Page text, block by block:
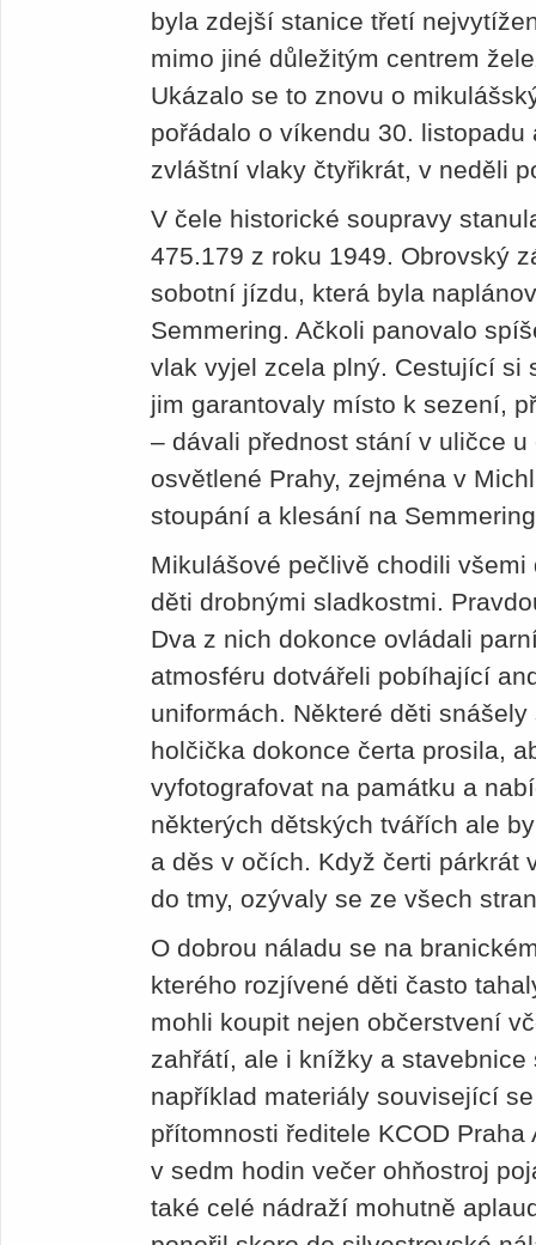
byla zdejší stanice třetí
mimo jiné důležitým centrem
Ukázalo se to znovu o
pořádalo o víkendu 30.
zvláštní vlaky čtyřikrát, v neděli
V čele historické soupravy
475.179 z roku 1949. Obrovský
sobotní jízdu, která byla
Semmering. Ačkoli panovalo
vlak vyjel zcela plný. Cestující si
jim garantovaly místo k sezení,
– dávali přednost stání v uličce
osvětlené Prahy, zejména v
stoupání a klesání na
Mikulášové pečlivě chodili
děti drobnými sladkostmi.
Dva z nich dokonce ovládali
atmosféru dotvářeli pobíhající
uniformách. Některé děti
holčička dokonce čerta prosila,
vyfotografovat na památku a
některých dětských tvářích ale
a děs v očích. Když čerti párkrát
do tmy, ozývaly se ze všech
O dobrou náladu se na
kterého rozjívené děti často
mohli koupit nejen občerstvení
zahřátí, ale i knížky a
například materiály související
přítomnosti ředitele KCOD
v sedm hodin večer ohňostroj
také celé nádraží mohutně